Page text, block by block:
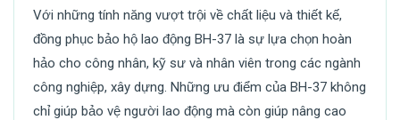
Với những tính năng vượt trội về chất liệu và thiết kế,
đồng phục bảo hộ lao động BH-37 là sự lựa chọn hoàn
hảo cho công nhân, kỹ sư và nhân viên trong các ngành
công nghiệp, xây dựng. Những ưu điểm của BH-37 không
chỉ giúp bảo vệ người lao động mà còn giúp nâng cao